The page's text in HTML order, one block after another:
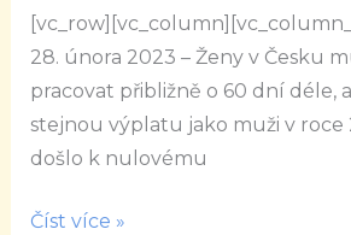
28. února 2023 – Ženy v Česku
pracovat přibližně o 60 dní déle,
stejnou výplatu jako muži v roce
došlo k nulovému
Doběhly
k
čáře
odměňování
za
Číst více »